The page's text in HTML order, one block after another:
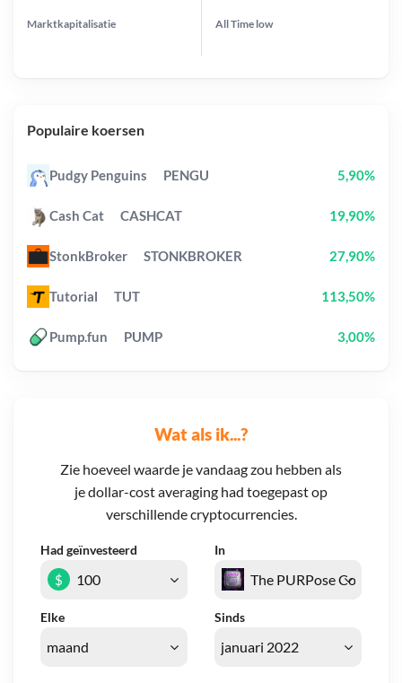
Wat als ik...?
Zie hoeveel waarde je vandaag zou hebben als
je dollar-cost averaging had toegepast op
verschillende cryptocurrencies.
Had geïnvesteerd In
Elke Sinds
$
Marktkapitalisatie All Time low
Populaire koersen
Pudgy Penguins PENGU 5,90%
Cash Cat CASHCAT 19,90%
StonkBroker STONKBROKER 27,90%
Tutorial TUT 113,50%
Pump.fun PUMP 3,00%